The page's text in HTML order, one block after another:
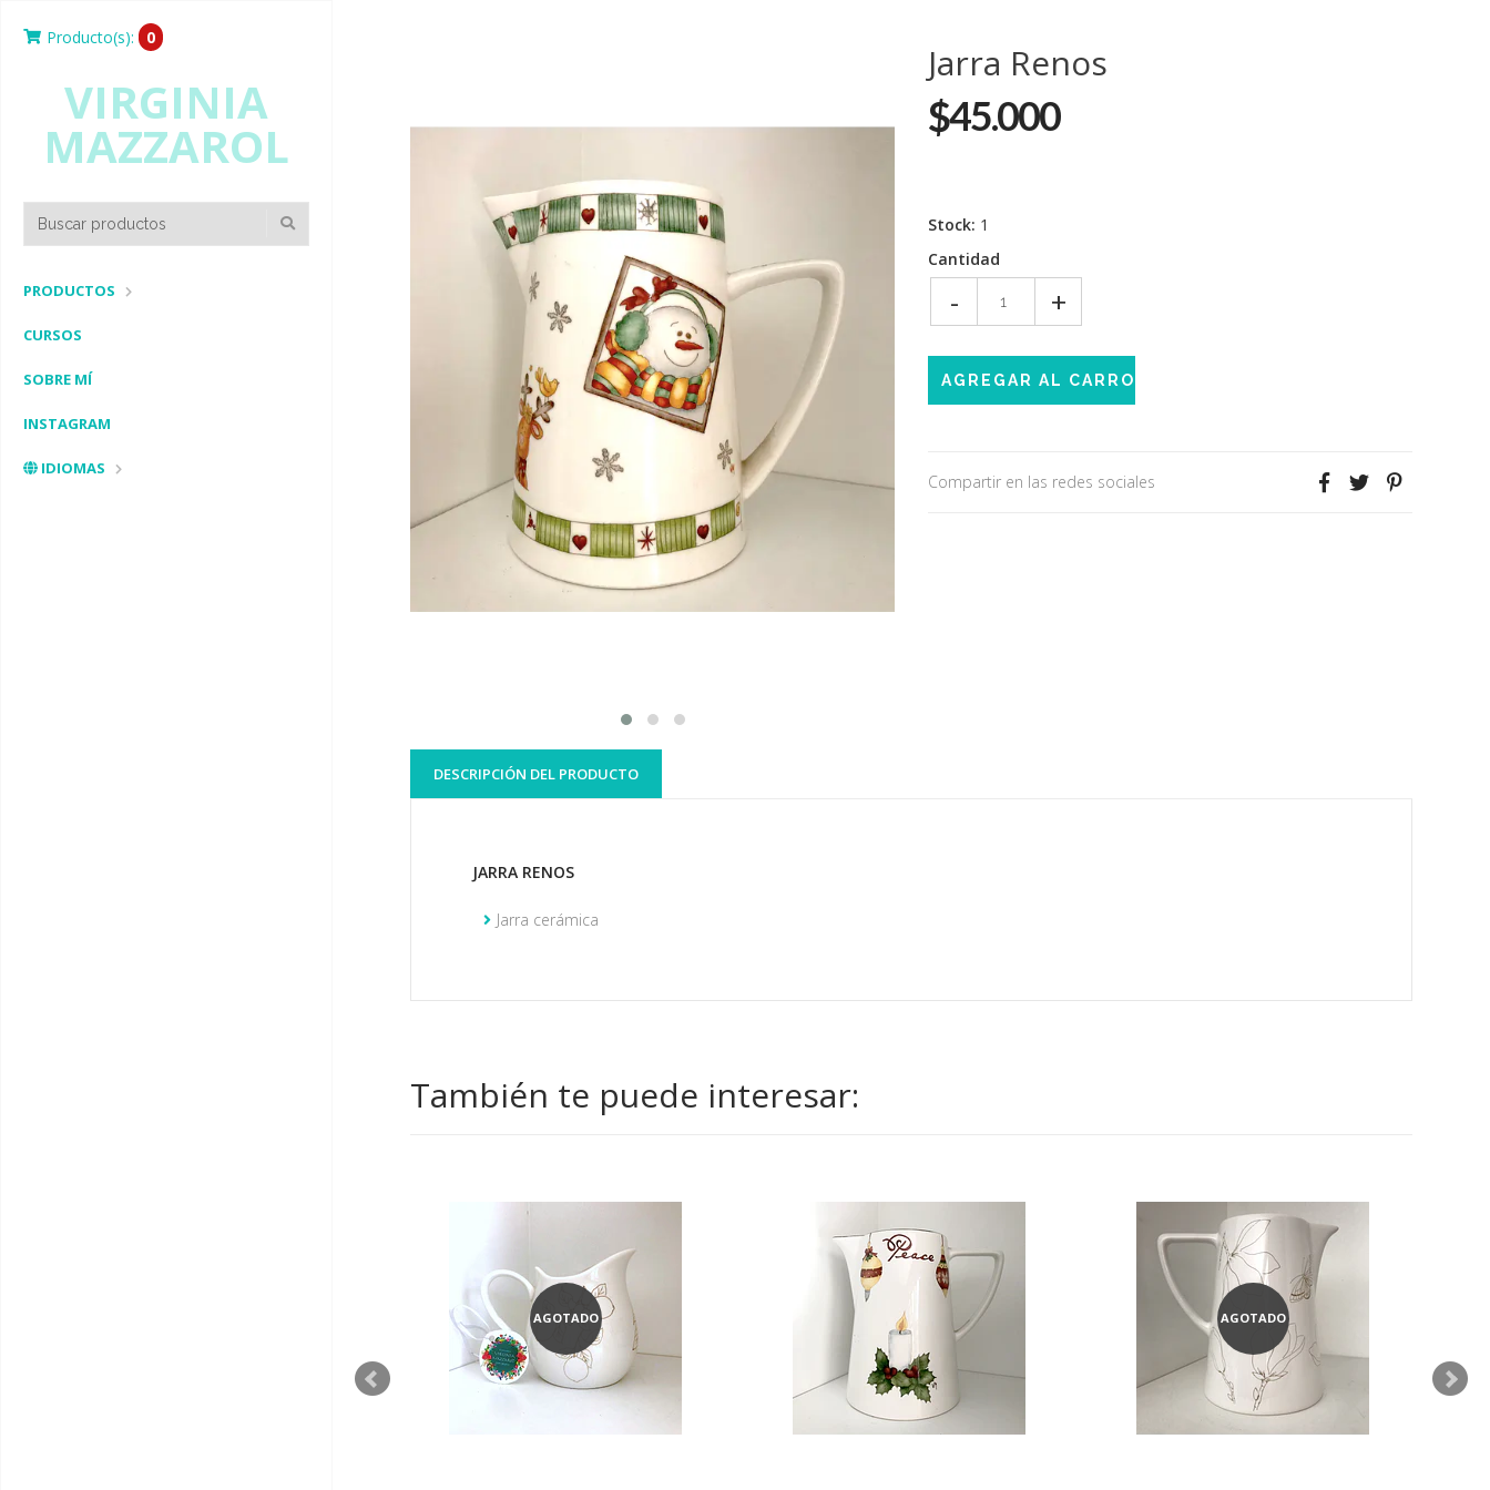
Producto(s): 0
VIRGINIA
MAZZAROL
PRODUCTOS
CURSOS
SOBRE MÍ
INSTAGRAM
IDIOMAS
Jarra Renos
$45.000
Stock: 1
Cantidad
- +
Compartir en las redes sociales
DESCRIPCIÓN DEL PRODUCTO
JARRA RENOS
Jarra cerámica
También te puede interesar:
AGOTADO AGOTADO